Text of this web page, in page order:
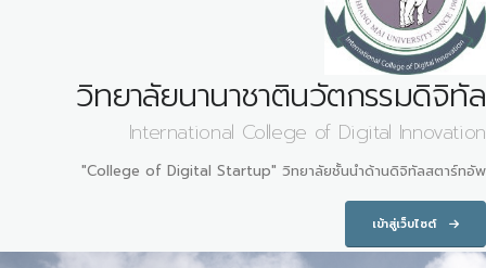
วิทยาลัยนานาชาตินวัตกรรมดิจิทัล
International College of Digital Innovation
"College of Digital Startup" วิทยาลัยชั้นนำด้านดิจิทัลสตาร์ทอัพ
เข้าสู่เว็บไซต์